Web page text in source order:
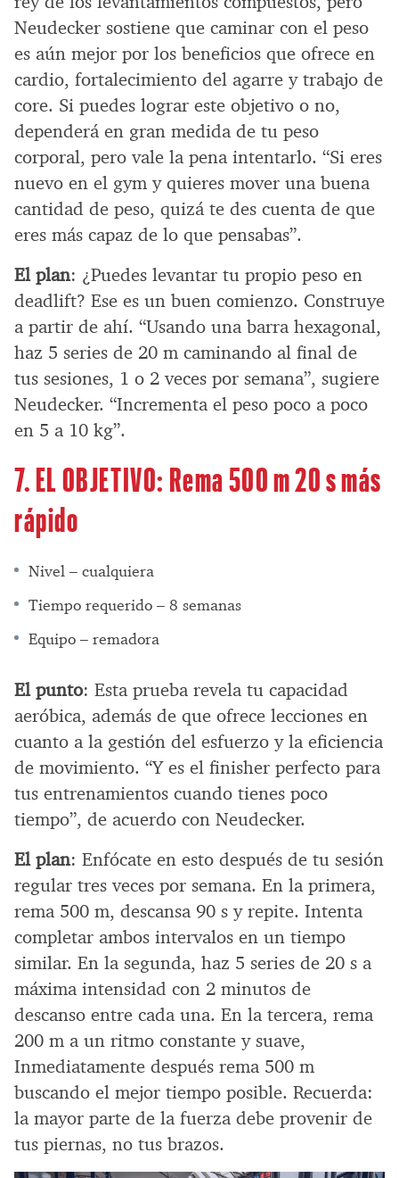
Neudecker sostiene que caminar con el peso
es aún mejor por los beneficios que ofrece en
cardio, fortalecimiento del agarre y trabajo de
core. Si puedes lograr este objetivo o no,
dependerá en gran medida de tu peso
corporal, pero vale la pena intentarlo. “Si eres
nuevo en el gym y quieres mover una buena
cantidad de peso, quizá te des cuenta de que
eres más capaz de lo que pensabas”.
El plan: ¿Puedes levantar tu propio peso en
deadlift? Ese es un buen comienzo. Construye
a partir de ahí. “Usando una barra hexagonal,
haz 5 series de 20 m caminando al final de
tus sesiones, 1 o 2 veces por semana”, sugiere
Neudecker. “Incrementa el peso poco a poco
en 5 a 10 kg”.
7. EL OBJETIVO: Rema 500 m 20 s más
rápido
Nivel – cualquiera
Tiempo requerido – 8 semanas
Equipo – remadora
El punto: Esta prueba revela tu capacidad
aeróbica, además de que ofrece lecciones en
cuanto a la gestión del esfuerzo y la eficiencia
de movimiento. “Y es el finisher perfecto para
tus entrenamientos cuando tienes poco
tiempo”, de acuerdo con Neudecker.
El plan: Enfócate en esto después de tu sesión
regular tres veces por semana. En la primera,
rema 500 m, descansa 90 s y repite. Intenta
completar ambos intervalos en un tiempo
similar. En la segunda, haz 5 series de 20 s a
máxima intensidad con 2 minutos de
descanso entre cada una. En la tercera, rema
200 m a un ritmo constante y suave,
Inmediatamente después rema 500 m
buscando el mejor tiempo posible. Recuerda:
la mayor parte de la fuerza debe provenir de
tus piernas, no tus brazos.